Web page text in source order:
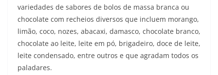
variedades de sabores de bolos de massa branca ou
chocolate com recheios diversos que incluem morango,
limão, coco, nozes, abacaxi, damasco, chocolate branco,
chocolate ao leite, leite em pó, brigadeiro, doce de leite,
leite condensado, entre outros e que agradam todos os
paladares.